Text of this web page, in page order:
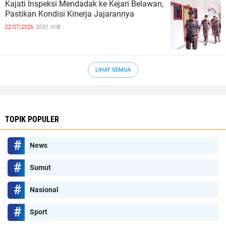
Kajati Inspeksi Mendadak ke Kejari Belawan,
Pastikan Kondisi Kinerja Jajarannya
02/07/2026, 00:01 WIB
LIHAT SEMUA
TOPIK POPULER
News
Sumut
Nasional
Sport